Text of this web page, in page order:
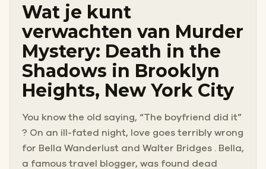
Wat je kunt
verwachten van Murder
Mystery: Death in the
Shadows in Brooklyn
Heights, New York City
You know the old saying, “The boyfriend did it”
? On an ill-fated night, love goes terribly wrong
for Bella Wanderlust and Walter Bridges . Bella,
a famous travel blogger, was found dead